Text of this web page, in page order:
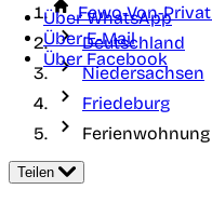
Über WhatsApp
Über E-Mail
Über Facebook
Fewo-Von-
Deutschland
Niedersachsen
Friedeburg
Teilen